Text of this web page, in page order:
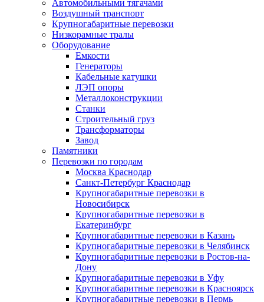
Автомобильными тягачами
Воздушный транспорт
Крупногабаритные перевозки
Низкорамные тралы
Оборудование
Емкости
Генераторы
Кабельные катушки
ЛЭП опоры
Металлоконструкции
Станки
Строительный груз
Трансформаторы
Завод
Памятники
Перевозки по городам
Москва Краснодар
Санкт-Петербург Краснодар
Крупногабаритные перевозки в
Новосибирск
Крупногабаритные перевозки в
Екатеринбург
Крупногабаритные перевозки в Казань
Крупногабаритные перевозки в Челябинск
Крупногабаритные перевозки в Ростов-на-
Дону
Крупногабаритные перевозки в Уфу
Крупногабаритные перевозки в Красноярск
Крупногабаритные перевозки в Пермь